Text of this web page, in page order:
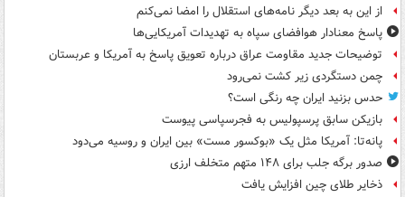
از این به بعد دیگر نامه‌های استقلال را امضا نمی‌کنم
پاسخ معنادار هوافضای سپاه به تهدیدات آمریکایی‌ها
توضیحات جدید مقاومت عراق درباره تعویق پاسخ به آمریکا و عربستان
چمن دستگردی زیر کشت نمی‌رود
حدس بزنید ایران چه رنگی است؟
بازیکن سابق پرسپولیس به فجرسپاسی پیوست
پانه‌تا: آمریکا مثل یک «بوکسور مست» بین ایران و روسیه می‌دود
صدور برگه جلب برای ۱۴۸ متهم متخلف ارزی
ذخایر طلای چین افزایش یافت